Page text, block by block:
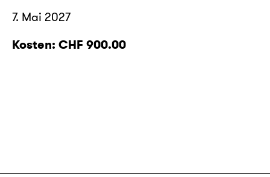
7. Mai 2027
Kosten: CHF 900.00